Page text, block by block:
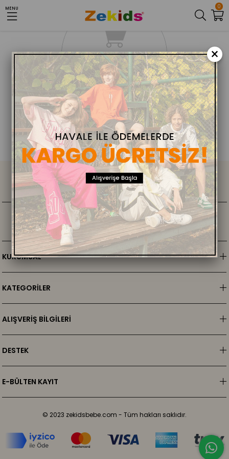
0
MENU
KURUMSAL
KATEGORİLER
ALIŞVERİŞ BİLGİLERİ
DESTEK
E-BÜLTEN KAYIT
© 2023 zekidsbebe.com - Tüm hakları saklıdır.
×